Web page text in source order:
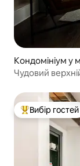
Кондомініум у
Чудовий
Топ вибір
Вибір гостей